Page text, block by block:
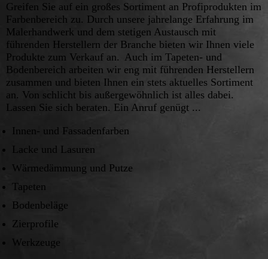
Greifen Sie auf ein großes Sortiment an Profiprodukten im
Farbenbereich zu. Durch unsere jahrelange Erfahrung im
Malerhandwerk und dem stetigen Austausch mit
führenden Herstellern der Branche bieten wir Ihnen viele
Produkte zum Verkauf an. Auch im Tapeten- und
Bodenbereich arbeiten wir eng mit führenden Herstellern
zusammen und bieten Ihnen ein stets aktuelles Sortiment
an. Von schlicht bis außergewöhnlich ist alles dabei.
Lassen Sie sich beraten. Ein Anruf genügt ...
Innen- und Fassadenfarben
Lacke und Lasuren
Wärmedämmung und Putze
Tapeten
Bodenbeläge
Zierprofile
Werkzeuge